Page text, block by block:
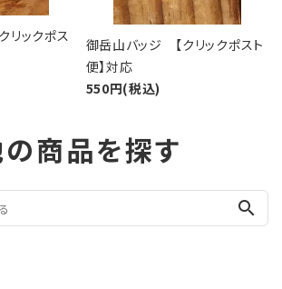
リックポス
御岳山バッジ 【クリックポスト
便】対応
550円(税込)
商品を探す
search